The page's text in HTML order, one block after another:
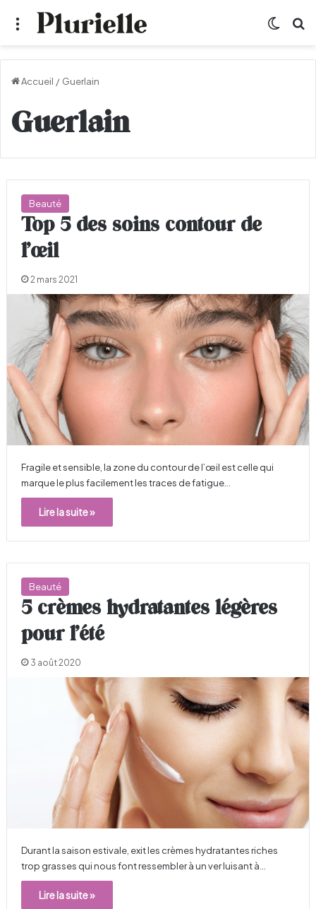
Menu
Accueil / Guerlain
Guerlain
Beauté
Top 5 des soins contour de
l’œil
2 mars 2021
Fragile et sensible, la zone du contour de l’œil est celle qui
marque le plus facilement les traces de fatigue…
Lire la suite »
Beauté
5 crèmes hydratantes légères
pour l’été
3 août 2020
Durant la saison estivale, exit les crèmes hydratantes riches
trop grasses qui nous font ressembler à un ver luisant à…
Lire la suite »